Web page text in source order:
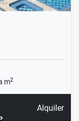
m2
Alquiler